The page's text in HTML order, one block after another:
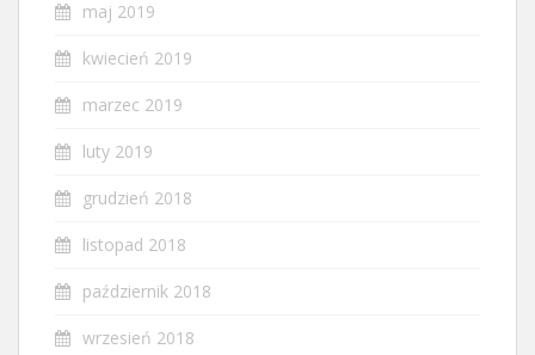
maj 2019
kwiecień 2019
marzec 2019
luty 2019
grudzień 2018
listopad 2018
październik 2018
wrzesień 2018